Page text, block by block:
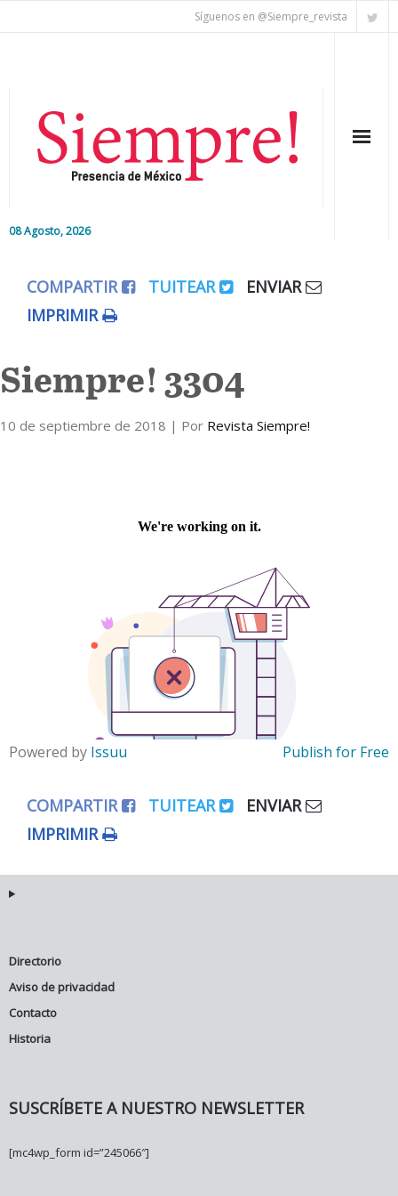
Síguenos en @Siempre_revista
08 Agosto, 2026
Editorial
Colaboradores
Internacional
COMPARTIR TUITEAR
ENVIAR
IMPRIMIR
Siempre! 3304
10 de septiembre de 2018 | Por Revista Siempre!
Powered by Issuu Publish for Free
COMPARTIR TUITEAR
ENVIAR
IMPRIMIR
Directorio
Aviso de privacidad
Contacto
Historia
SUSCRÍBETE A NUESTRO NEWSLETTER
[mc4wp_form id=”245066″]